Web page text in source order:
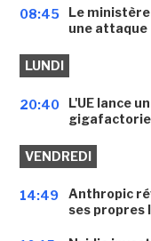
08:45
Le
une attaque
LUNDI
20:40
L'UE lance
VENDREDI
14:49
Anthropic
ses propres